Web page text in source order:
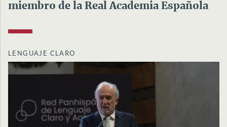
miembro de la Real Academia Española
LENGUAJE CLARO